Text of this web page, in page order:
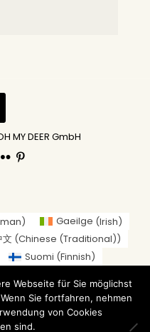
MY DEER GmbH
) Gaeilge (Irish)
文 (Chinese (Traditional))
Suomi (Finnish)
)
Bokmål)
Español
Webseite für Sie möglichst
Sie fortfahren, nehmen
von Cookies
sind.